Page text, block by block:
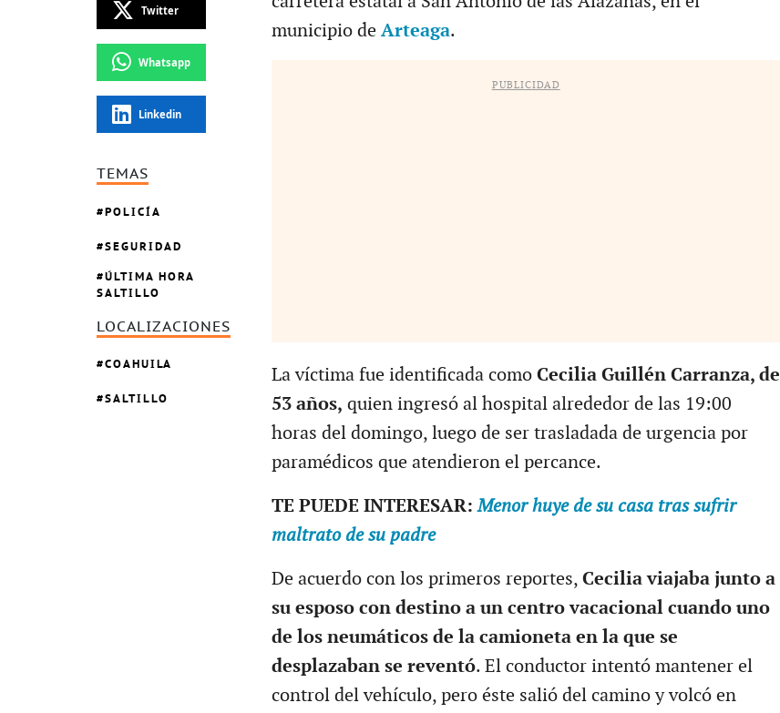
Twitter
Whatsapp
Linkedin
TEMAS
POLICÍA
SEGURIDAD
ÚLTIMA HORA
SALTILLO
LOCALIZACIONES
COAHUILA
SALTILLO
municipio de Arteaga.
PUBLICIDAD
La víctima fue identificada como Cecilia Guillén Carranza, de
53 años, quien ingresó al hospital alrededor de las 19:00
horas del domingo, luego de ser trasladada de urgencia por
paramédicos que atendieron el percance.
TE PUEDE INTERESAR:Menor huye de su casa tras sufrir
maltrato de su padre
De acuerdo con los primeros reportes, Cecilia viajaba junto a
su esposo con destino a un centro vacacional cuando uno
de los neumáticos de la camioneta en la que se
desplazaban se reventó. El conductor intentó mantener el
control del vehículo, pero éste salió del camino y volcó en